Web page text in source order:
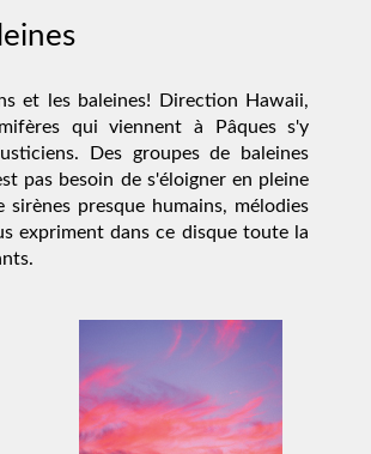
et les baleines! Direction Hawaii,
qui viennent à Pâques s'y
Des groupes de baleines
pas besoin de s'éloigner en pleine
presque humains, mélodies
expriment dans ce disque toute la